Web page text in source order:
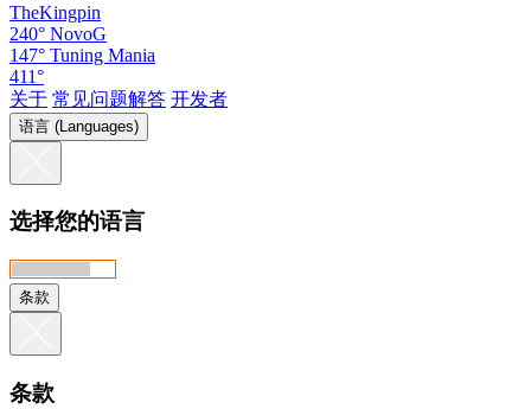
TheKingpin
240° NovoG
147° Tuning Mania
411°
关于 常见问题解答 开发者
语言 (Languages)
选择您的语言
条款
条款